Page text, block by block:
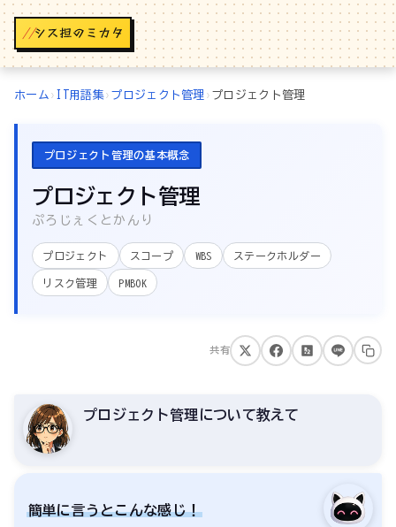
//
ホーム › IT用語集› プロジェクト管理 › プロジェクト管理
プロジェクト管理の基本概念
プロジェクト管理
ぷろじぇくとかんり
プロジェクト スコープ WBS ステークホルダー
リスク管理 PMBOK
共有
プロジェクト管理について教えて
簡単に言うとこんな感じ！